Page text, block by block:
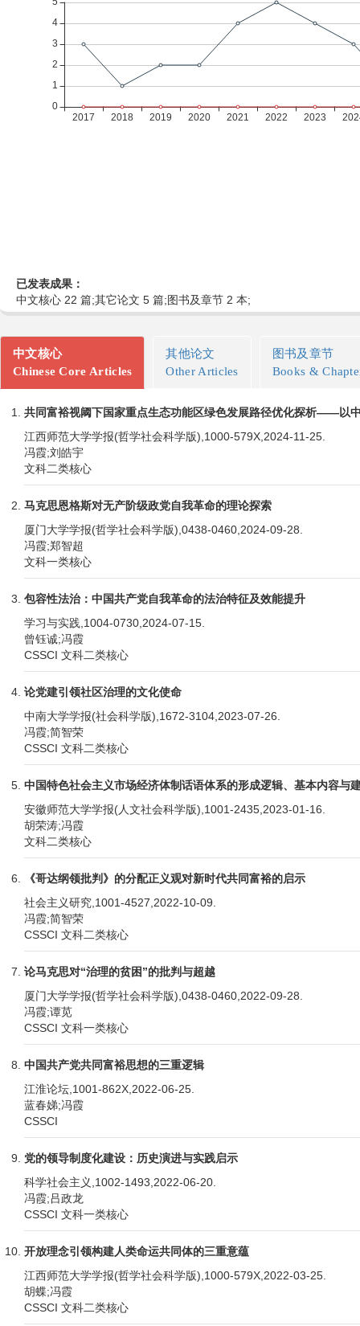
已发表成果：
中文核心 22 篇;其它论文 5 篇;图书及章节 2 本;
中文核心
Chinese Core Articles
其他论文
Other Articles
图书及章节
Books &
共同富裕视阈下国家重点生态功能区绿色发展路径优化探析——以
江西师范大学学报(哲学社会科学版),1000-579X,2024-11-25.
冯霞;刘皓宇
文科二类核心
马克思恩格斯对无产阶级政党自我革命的理论探索
厦门大学学报(哲学社会科学版),0438-0460,2024-09-28.
冯霞;郑智超
文科一类核心
包容性法治：中国共产党自我革命的法治特征及效能提升
学习与实践,1004-0730,2024-07-15.
曾钰诚;冯霞
CSSCI 文科二类核心
论党建引领社区治理的文化使命
中南大学学报(社会科学版),1672-3104,2023-07-26.
冯霞;简智荣
CSSCI 文科二类核心
中国特色社会主义市场经济体制话语体系的形成逻辑、基本内容与
安徽师范大学学报(人文社会科学版),1001-2435,2023-01-16.
胡荣涛;冯霞
文科二类核心
《哥达纲领批判》的分配正义观对新时代共同富裕的启示
社会主义研究,1001-4527,2022-10-09.
冯霞;简智荣
CSSCI 文科二类核心
论马克思对“治理的贫困”的批判与超越
厦门大学学报(哲学社会科学版),0438-0460,2022-09-28.
冯霞;谭苋
CSSCI 文科一类核心
中国共产党共同富裕思想的三重逻辑
江淮论坛,1001-862X,2022-06-25.
蓝春娣;冯霞
CSSCI
党的领导制度化建设：历史演进与实践启示
科学社会主义,1002-1493,2022-06-20.
冯霞;吕政龙
CSSCI 文科一类核心
开放理念引领构建人类命运共同体的三重意蕴
江西师范大学学报(哲学社会科学版),1000-579X,2022-03-25.
胡蝶;冯霞
CSSCI 文科二类核心